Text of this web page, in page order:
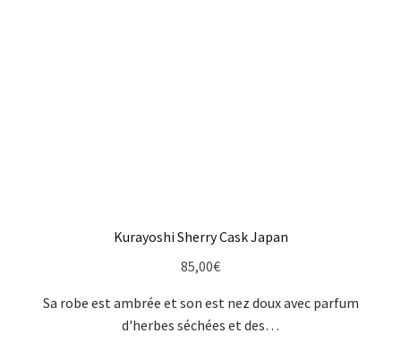
Kurayoshi Sherry Cask Japan
85,00€
Sa robe est ambrée et son est nez doux avec parfum
d'herbes séchées et des…